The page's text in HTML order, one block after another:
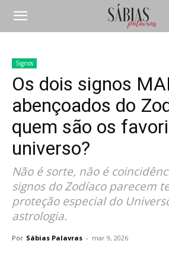
Signos
Os dois signos
abençoados do
quem são os
universo?
Não é sorte, não é
signos do Zodíaco parecem
proteção especial do
astrologia.
Por Sábias Palavras - mar 9, 2026